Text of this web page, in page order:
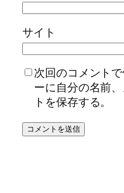
サイト
次回のコメント
ーに自分の名前
トを保存する。